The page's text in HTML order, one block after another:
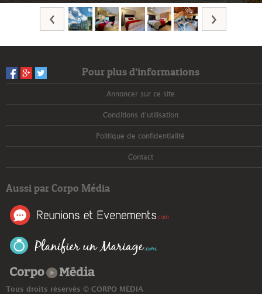
Pour plus d’informations
Annoncer sur ce site
Conditions d'utilisation
Politique de confidentialité
Contact
Aussi par Corpo Média
Tous droits réservés © CORPO MEDIA